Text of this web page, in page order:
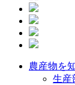
農産物を
生産